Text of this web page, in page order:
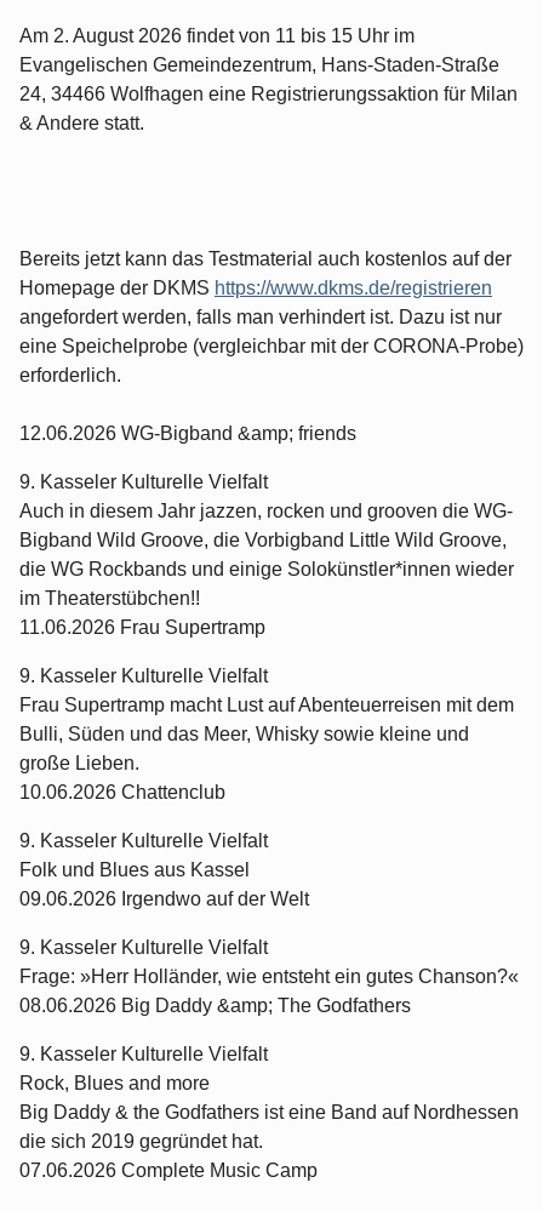
Am 2. August 2026 findet von 11 bis 15 Uhr im
Evangelischen Gemeindezentrum, Hans-Staden-Straße
24, 34466 Wolfhagen eine Registrierungssaktion für Milan
& Andere statt.
Bereits jetzt kann das Testmaterial auch kostenlos auf der
Homepage der DKMS https://www.dkms.de/registrieren
angefordert werden, falls man verhindert ist. Dazu ist nur
eine Speichelprobe (vergleichbar mit der CORONA-Probe)
erforderlich.
12.06.2026 WG-Bigband &amp; friends
9. Kasseler Kulturelle Vielfalt
Auch in diesem Jahr jazzen, rocken und grooven die WG-
Bigband Wild Groove, die Vorbigband Little Wild Groove,
die WG Rockbands und einige Solokünstler*innen wieder
im Theaterstübchen!!
11.06.2026 Frau Supertramp
9. Kasseler Kulturelle Vielfalt
Frau Supertramp macht Lust auf Abenteuerreisen mit dem
Bulli, Süden und das Meer, Whisky sowie kleine und
große Lieben.
10.06.2026 Chattenclub
9. Kasseler Kulturelle Vielfalt
Folk und Blues aus Kassel
09.06.2026 Irgendwo auf der Welt
9. Kasseler Kulturelle Vielfalt
Frage: »Herr Holländer, wie entsteht ein gutes Chanson?«
08.06.2026 Big Daddy &amp; The Godfathers
9. Kasseler Kulturelle Vielfalt
Rock, Blues and more
Big Daddy & the Godfathers ist eine Band auf Nordhessen
die sich 2019 gegründet hat.
07.06.2026 Complete Music Camp